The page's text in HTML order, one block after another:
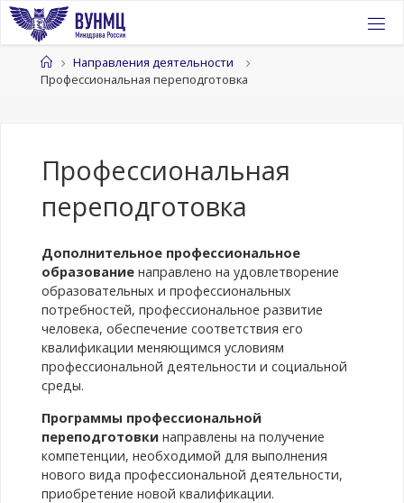
Перейти
содержимому
ГлавнаяНаправления деятельности
Профессиональная переподготовка
Профессиональная
переподготовка
Дополнительное профессиональное
образование направлено на удовлетворение
образовательных и профессиональных
потребностей, профессиональное развитие
человека, обеспечение соответствия его
квалификации меняющимся условиям
профессиональной деятельности и социальной
среды.
Программы профессиональной
переподготовкинаправлены на получение
компетенции, необходимой для выполнения
нового вида профессиональной деятельности,
приобретение новой квалификации.